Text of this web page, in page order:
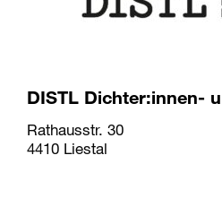
DISTL Dichter:innen-
Rathausstr. 30
4410 Liestal